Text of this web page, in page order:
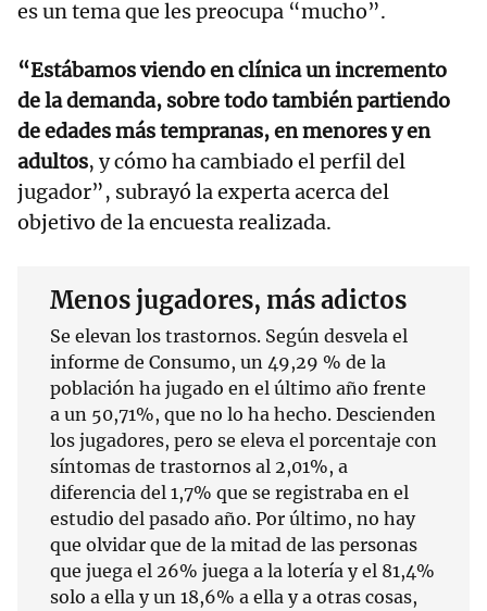
es un tema que les preocupa “mucho”.
“Estábamos viendo en clínica un incremento
de la demanda, sobre todo también partiendo
de edades más tempranas, en menores y en
adultos, y cómo ha cambiado el perfil del
jugador”, subrayó la experta acerca del
objetivo de la encuesta realizada.
Menos jugadores, más adictos
Se elevan los trastornos. Según desvela el
informe de Consumo, un 49,29 % de la
población ha jugado en el último año frente
a un 50,71%, que no lo ha hecho. Descienden
los jugadores, pero se eleva el porcentaje con
síntomas de trastornos al 2,01%, a
diferencia del 1,7% que se registraba en el
estudio del pasado año. Por último, no hay
que olvidar que de la mitad de las personas
que juega el 26% juega a la lotería y el 81,4%
solo a ella y un 18,6% a ella y a otras cosas,